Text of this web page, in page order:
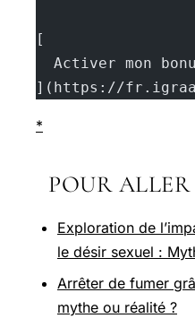
[
Activer mon
](https://
*
POUR
Exploration de
le désir sexuel :
Arrêter de fumer
mythe ou réalité ?